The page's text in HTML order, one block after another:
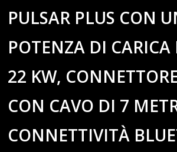
PULSAR PLUS CON
POTENZA DI
22 KW,
CON CAVO DI 7
CONNETTIVITÀ